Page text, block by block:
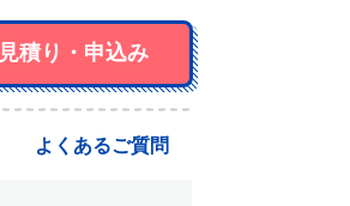
見積り・ 申込み
よくあるご質問